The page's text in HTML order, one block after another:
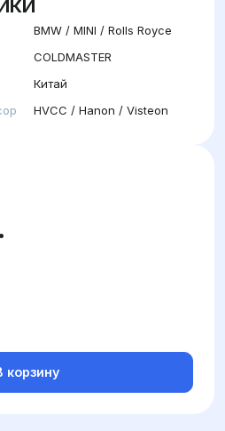
BMW / MINI / Rolls Royce
COLDMASTER
Китай
HVCC / Hanon / Visteon
корзину